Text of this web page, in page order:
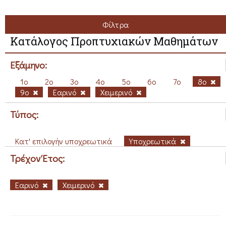
Φίλτρα
Κατάλογος Προπτυχιακών Μαθημάτων
Εξάμηνο:
1ο 2ο 3ο 4ο 5ο 6ο 7ο
8ο
9ο
Εαρινό Χειμερινό
Τύπος:
Κατ' επιλογήν υποχρεωτικά Υποχρεωτικά
Τρέχον Έτος:
Εαρινό Χειμερινό